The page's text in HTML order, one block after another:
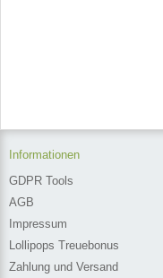
Informationen
GDPR Tools
AGB
Impressum
Lollipops Treuebonus
Zahlung und Versand